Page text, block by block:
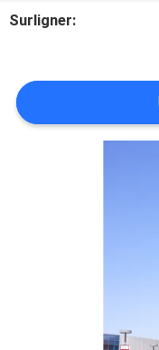
NOUVELLES
Surligner: